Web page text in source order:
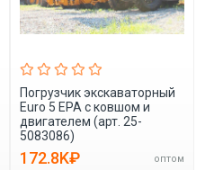
Погрузчик экскаваторный
Euro 5 EPA с ковшом и
двигателем (арт. 25-
5083086)
172.8K₽ оптом